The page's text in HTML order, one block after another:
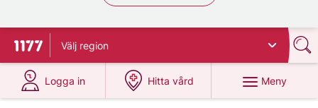
Till startsidan för 1177
Välj region
Logga in
på 1177.se
Hitta vård
på 1177.se
Meny